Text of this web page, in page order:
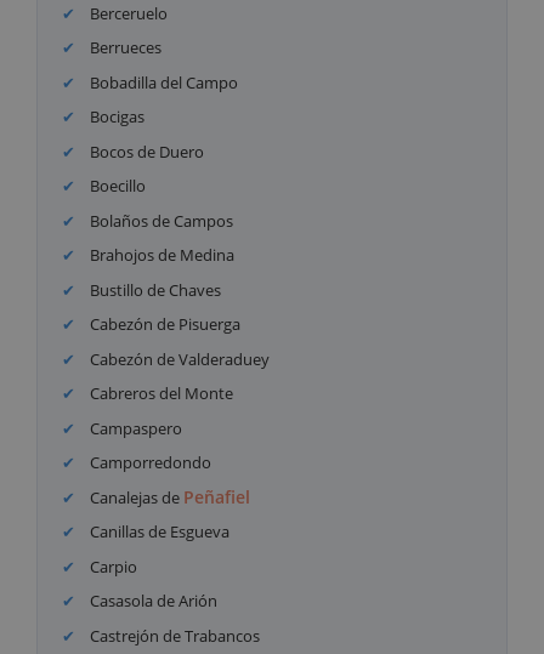
Berceruelo
Berrueces
Bobadilla del Campo
Bocigas
Bocos de Duero
Boecillo
Bolaños de Campos
Brahojos de Medina
Bustillo de Chaves
Cabezón de Pisuerga
Cabezón de Valderaduey
Cabreros del Monte
Campaspero
Camporredondo
Canalejas de Peñafiel
Canillas de Esgueva
Carpio
Casasola de Arión
Castrejón de Trabancos